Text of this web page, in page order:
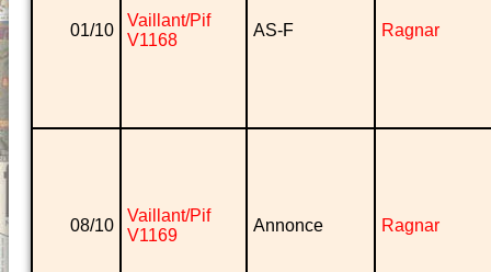
01/10
Vaillant/Pif
V1168
AS-F Ragnar
08/10
Vaillant/Pif
V1169
Annonce Ragnar